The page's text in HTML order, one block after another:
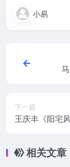
小易
下一篇
王庆丰《阳宅
相关文章